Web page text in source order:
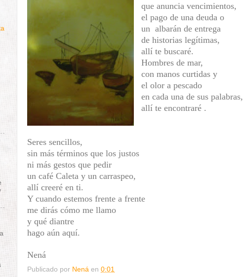
que anuncia vencimientos,
el pago de una deuda o
un albarán de entrega
de historias legítimas,
allí te buscaré.
Hombres de mar,
con manos curtidas y
el olor a pescado
en cada una de sus palabras,
allí te encontraré .
Seres sencillos,
sin más términos que los justos
ni más gestos que pedir
un café Caleta y un carraspeo,
allí creeré en ti.
Y cuando estemos frente a frente
me dirás cómo me llamo
y qué diantre
hago aún aquí.
Nená
Publicado por Nená en 0:01